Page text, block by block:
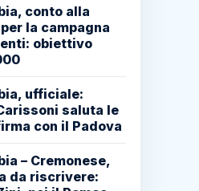
conto alla
la campagna
obiettivo
ufficiale:
saluta le
con il Padova
– Cremonese,
da riscrivere: